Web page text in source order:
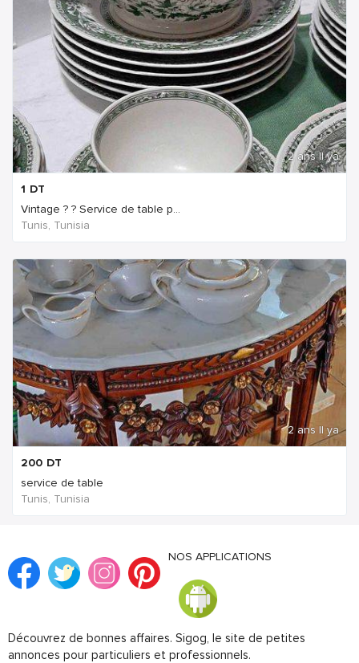
2 ans Il ya
1 DT
Vintage ? ? Service de table p...
Tunis, Tunisia
2 ans Il ya
200 DT
service de table
Tunis, Tunisia
NOS APPLICATIONS
Découvrez de bonnes affaires. Sigog, le site de petites
annonces pour particuliers et professionnels.